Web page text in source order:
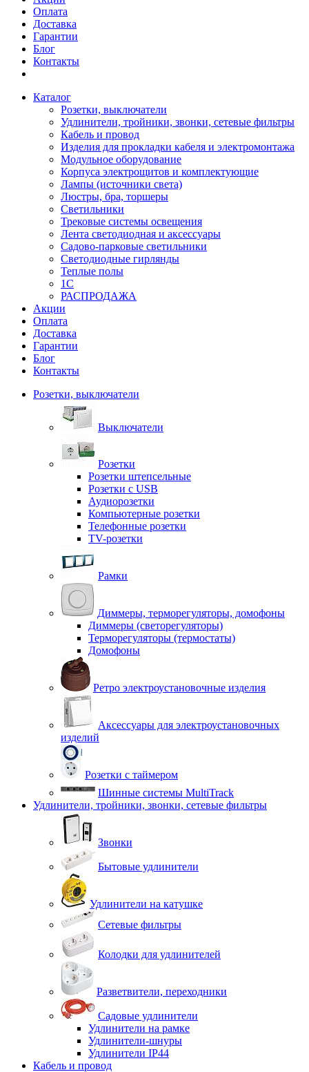
Оплата
Доставка
Гарантии
Блог
Контакты
Каталог
Розетки, выключатели
Удлинители, тройники, звонки, сетевые фильтры
Кабель и провод
Изделия для прокладки кабеля и электромонтажа
Модульное оборудование
Корпуса электрощитов и комплектующие
Лампы (источники света)
Люстры, бра, торшеры
Светильники
Трековые системы освещения
Лента светодиодная и аксессуары
Садово-парковые светильники
Светодиодные гирлянды
Теплые полы
1С
РАСПРОДАЖА
Акции
Оплата
Доставка
Гарантии
Блог
Контакты
Розетки, выключатели
Выключатели
Розетки
Розетки штепсельные
Розетки с USB
Аудиорозетки
Компьютерные розетки
Телефонные розетки
TV-розетки
Рамки
Диммеры, терморегуляторы, домофоны
Диммеры (светорегуляторы)
Терморегуляторы (термостаты)
Домофоны
Ретро электроустановочные изделия
Аксессуары для электроустановочных
изделий
Розетки с таймером
Шинные системы MultiTrack
Удлинители, тройники, звонки, сетевые фильтры
Звонки
Бытовые удлинители
Удлинители на катушке
Сетевые фильтры
Колодки для удлинителей
Разветвители, переходники
Садовые удлинители
Удлинители на рамке
Удлинители-шнуры
Удлинители IP44
Кабель и провод